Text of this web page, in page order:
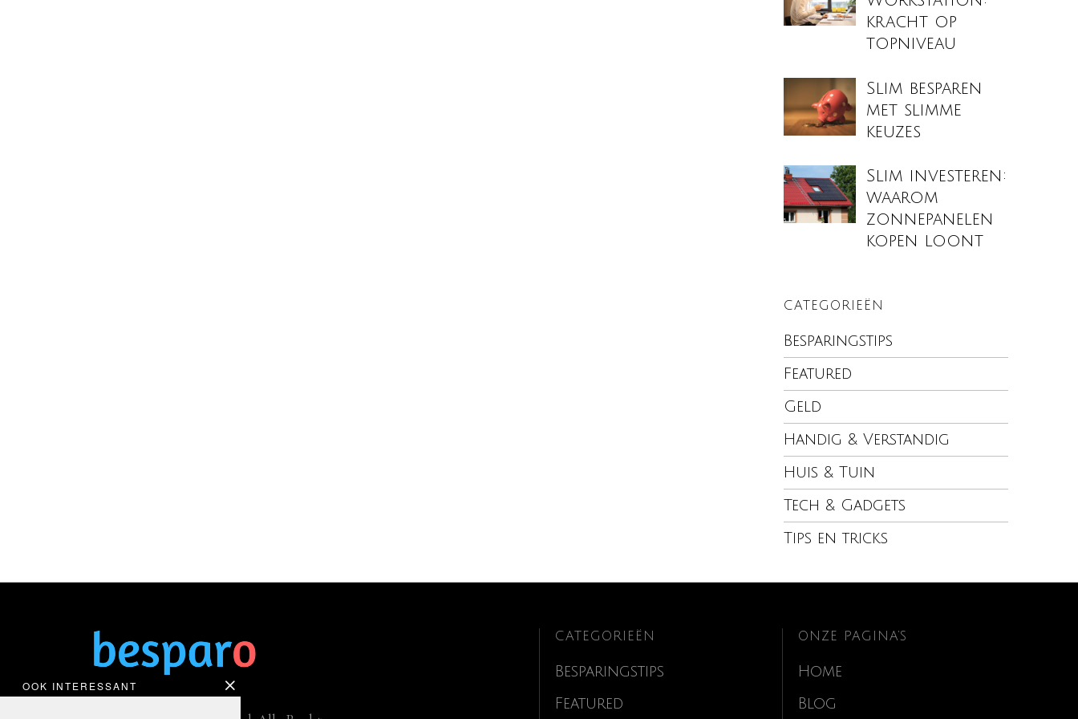
kracht op
topniveau
Slim besparen
met slimme
keuzes
Slim investeren:
waarom
zonnepanelen
kopen loont
CATEGORIEËN
Besparingstips
Featured
Geld
Handig & Verstandig
Huis & Tuin
Tech & Gadgets
Tips en tricks
OOK INTERESSANT
CATEGORIEËN
Besparingstips
Featured
ONZE PAGINA’S
Home
Blog